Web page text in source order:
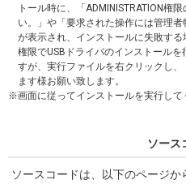
トール時に、「ADMINISTRATION権
い。」や「要求された操作には管理
が表示され、インストールに失敗す
権限でUSBドライバのインストール
すが、実行ファイルを右クリックし
ます様お願い致します。
画面に従ってインストールを実行して
ソース
ソースコードは、以下のページ